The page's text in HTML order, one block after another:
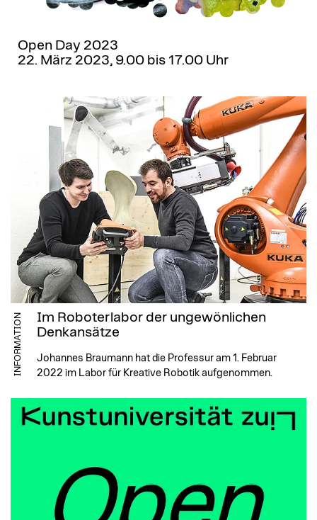
Open Day 2023
22. März 2023, 9.00 bis 17.00 Uhr
INFORMATION
Im Roboterlabor der ungewönlichen
Denkansätze
Johannes Braumann hat die Professur am 1. Februar
2022 im Labor für Kreative Robotik aufgenommen.